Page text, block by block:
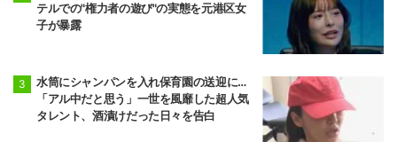
テルでの"権力者の遊び"の実態を元港区女
子が暴露
水筒にシャンパンを入れ保育園の送迎に…
「アル中だと思う」一世を風靡した超人気
タレント、酒漬けだった日々を告白